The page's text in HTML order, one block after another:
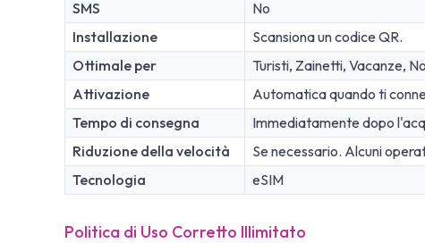
SMS
No
Installazione
Scansiona un codice QR.
Ottimale per
Turisti, Zainetti, Vacanze,
Attivazione
Automatica quando ti
Tempo di consegna
Immediatamente dopo
Riduzione della velocità
Se necessario. Alcuni
Tecnologia
eSIM
Politica di Uso Corretto Illimitato